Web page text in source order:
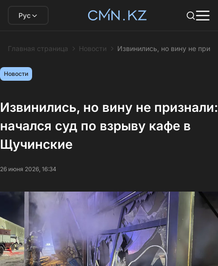
Рус
Главная страница Новости Извинились, но вину не
Новости
Извинились, но вину не признали:
начался суд по взрыву кафе в
Щучинские
26 июня 2026, 16:34